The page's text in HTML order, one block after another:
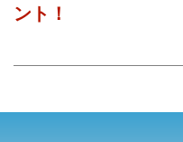
ント！